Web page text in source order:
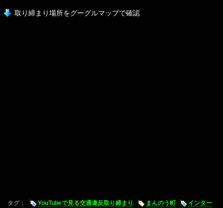
取り締まり場所をグーグルマップで確認
タグ： YouTubeで見る交通違反取り締まり まんのう町
インター